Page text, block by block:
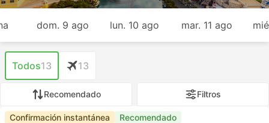
dom. 9 ago lun. 10 ago mar. 11 ago
Todos13 13
Recomendado Filtros
Confirmación instantánea Recomendado